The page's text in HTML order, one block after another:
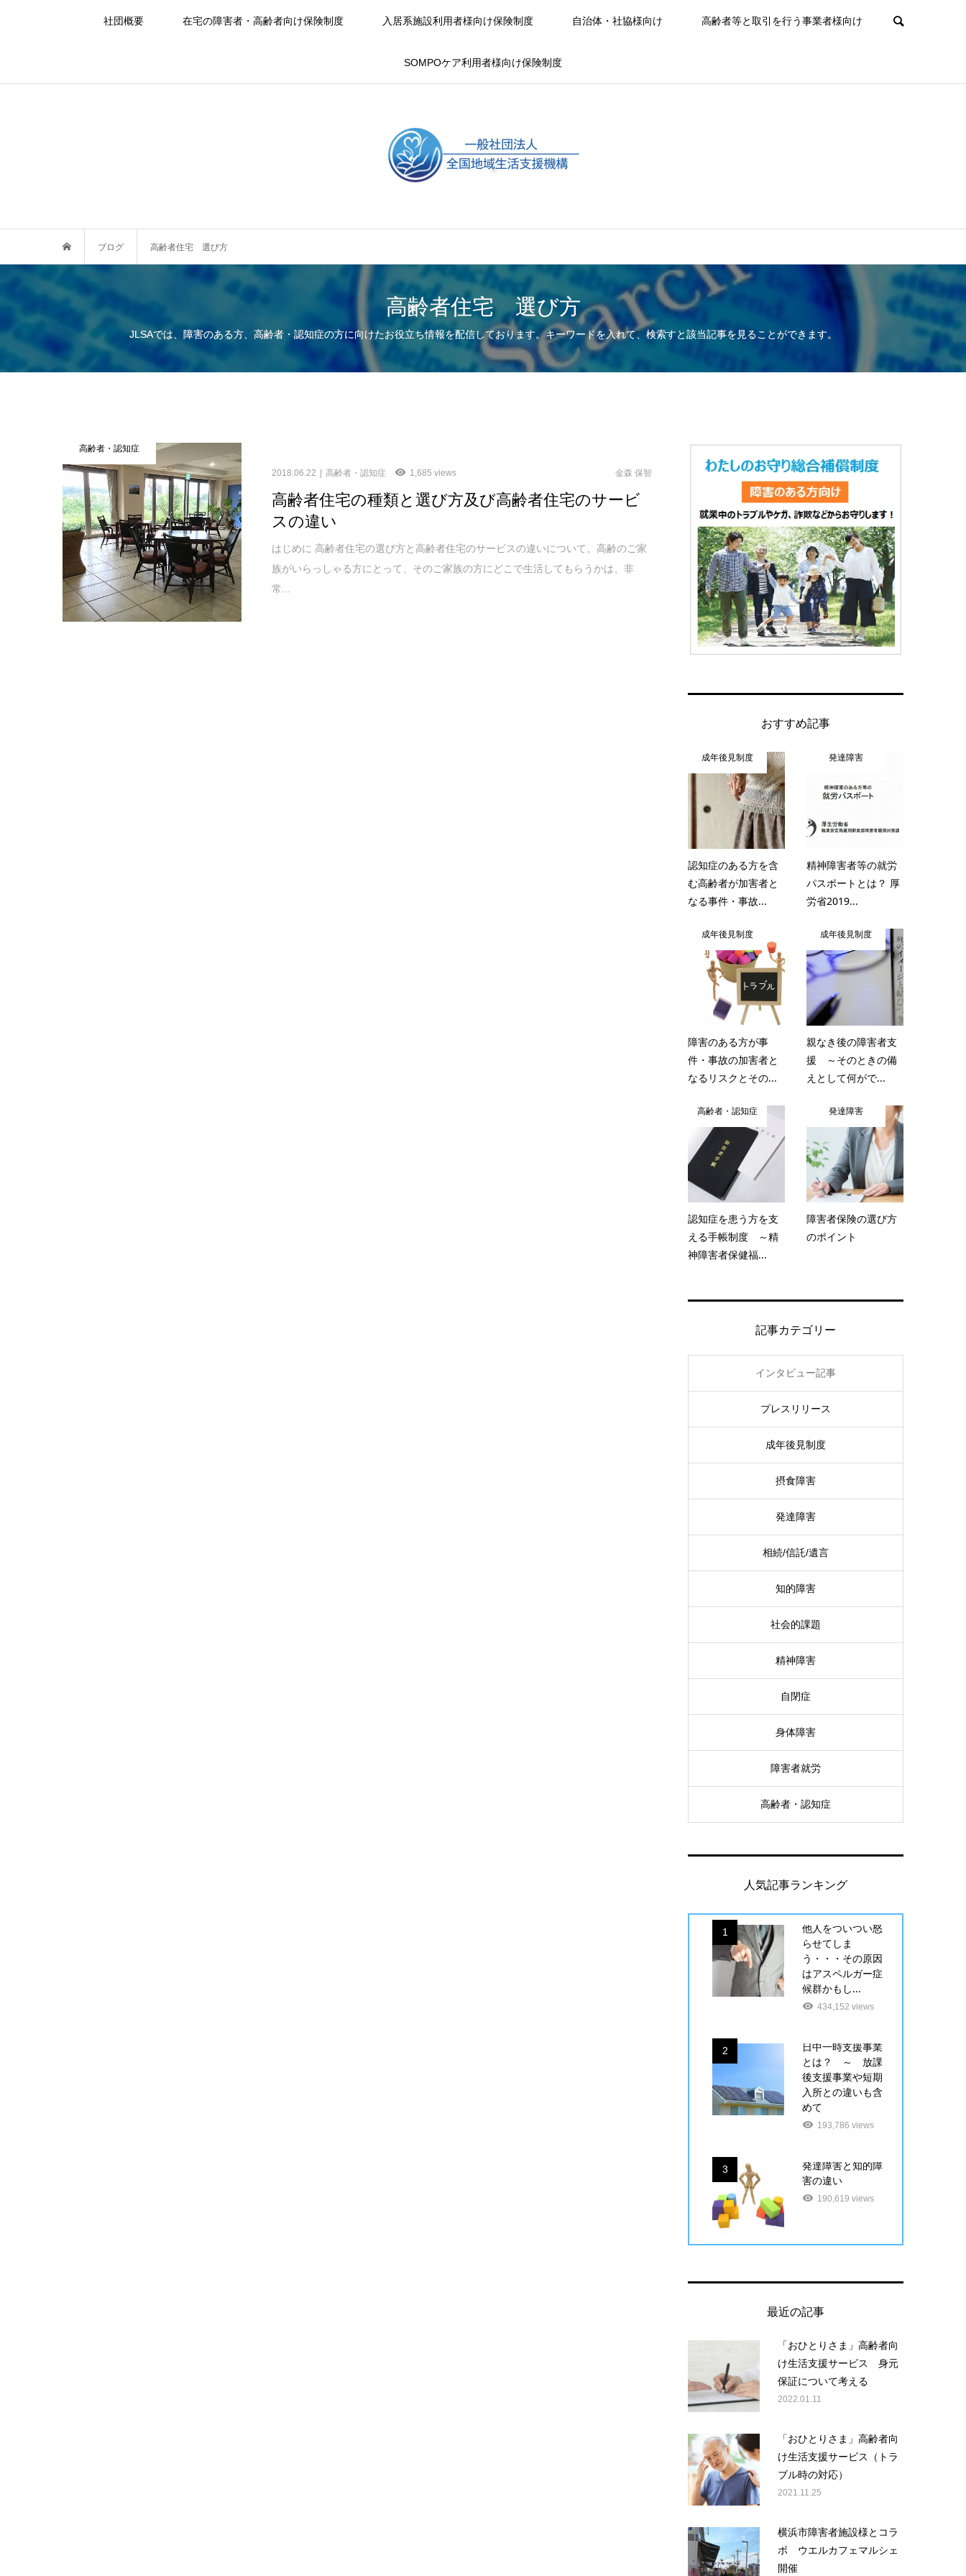
社団概要 在宅の障害者・高齢者向け保険制度 入居系施設利用者様向け保険制度 自治体・社協様向け 高齢者等と取引を行う事業者様向け
SOMPOケア利用者様向け保険制度
ブログ 高齢者住宅 選び方
高齢者住宅 選び方
JLSAでは、障害のある方、高齢者・認知症の方に向けたお役立ち情報を配信しております。キーワードを入れて、検索すと該当記事を見ることができます。
高齢者・認知症
2018.06.22 高齢者・認知症 1,685 views 金森 保智
高齢者住宅の種類と選び方及び高齢者住宅のサービ
スの違い
はじめに 高齢者住宅の選び方と高齢者住宅のサービスの違いについて。高齢のご家
族がいらっしゃる方にとって、そのご家族の方にどこで生活してもらうかは、非
常...
おすすめ記事
成年後見制度
認知症のある方を含
む高齢者が加害者と
なる事件・事故...
発達障害
精神障害者等の就労
パスポートとは？ 厚
労省2019...
成年後見制度
障害のある方が事
件・事故の加害者と
なるリスクとその...
成年後見制度
親なき後の障害者支
援 ～そのときの備
えとして何がで...
高齢者・認知症
認知症を患う方を支
える手帳制度 ～精
神障害者保健福...
発達障害
障害者保険の選び方
のポイント
記事カテゴリー
インタビュー記事
プレスリリース
成年後見制度
摂食障害
発達障害
相続/信託/遺言
知的障害
社会的課題
精神障害
自閉症
身体障害
障害者就労
高齢者・認知症
人気記事ランキング
1
他人をついつい怒
らせてしま
う・・・その原因
はアスペルガー症
候群かもし...
434,152 views
2
日中一時支援事業
とは？ ～ 放課
後支援事業や短期
入所との違いも含
めて
193,786 views
3
発達障害と知的障
害の違い
190,619 views
最近の記事
「おひとりさま」高齢者向
け生活支援サービス 身元
保証について考える
2022.01.11
「おひとりさま」高齢者向
け生活支援サービス（トラ
ブル時の対応）
2021.11.25
横浜市障害者施設様とコラ
ボ ウエルカフェマルシェ
開催